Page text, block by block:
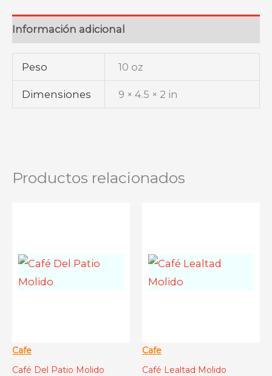
Información adicional
Peso 10 oz
Dimensiones 9 × 4.5 × 2 in
Productos relacionados
Cafe
Café Del Patio Molido
Cafe
Café Lealtad Molido